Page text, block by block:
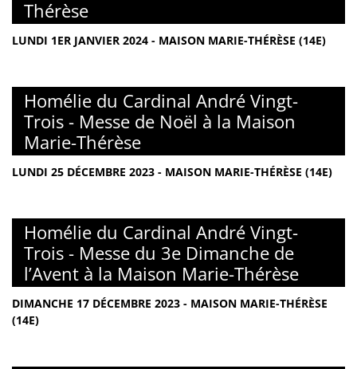
Thérèse
LUNDI 1ER JANVIER 2024 - MAISON MARIE-THÉRÈSE (14E)
Homélie du Cardinal André Vingt-
Trois - Messe de Noël à la Maison
Marie-Thérèse
LUNDI 25 DÉCEMBRE 2023 - MAISON MARIE-THÉRÈSE (14E)
Homélie du Cardinal André Vingt-
Trois - Messe du 3e Dimanche de
l’Avent à la Maison Marie-Thérèse
DIMANCHE 17 DÉCEMBRE 2023 - MAISON MARIE-THÉRÈSE
(14E)